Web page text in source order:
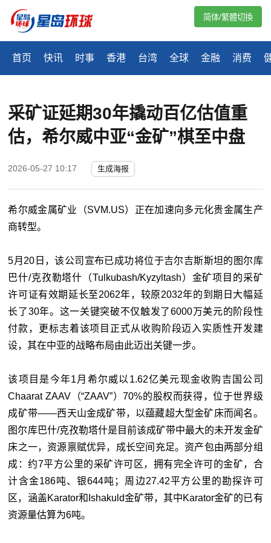
首页 快讯 时事 香港 台湾 全球 金融 消费
简体/繁體切換
采矿证延期30年撬动百亿估值重
估，希尔威中亚“金矿”棋至中盘
2026-05-27 10:17 生成海报
希尔威金属矿业（SVM.US）正在加速向多元化贵金属生产
商转型。
5月20日，该公司宣布已成功将位于吉尔吉斯斯坦的图尔库
巴什/克孜勒塔什（Tulkubash/Kyzyltash）金矿项目的采矿
许可证有效期延长至2062年，较原2032年的到期日大幅延
长了30年。这一关键突破不仅触发了6000万美元的阶段性
付款，更标志着该项目正式从收购阶段迈入实质性开发建
设，其在中亚的战略布局由此迈出关键一步。
该项目是今年1月希尔威以1.62亿美元现金收购吉国公司
Chaarat ZAAV（“ZAAV”）70%的股权而获得，位于世界级
成矿带——西天山金成矿带，以蕴藏超大型金矿床而闻名。
图尔库巴什/克孜勒塔什是目前该成矿带中最大的未开发金矿
床之一，资源禀赋优异，成长空间充足。资产包由两部分组
成：约7平方公里的采矿许可区，拥有完全许可的金矿，合
计含金186吨、银644吨；周边27.42平方公里的勘探许可
区，涵盖Karator和Ishakuld金矿带，其中Karator金矿的已有
资源量估算为6吨。